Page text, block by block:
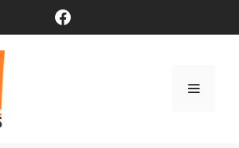
Facebook
Menú